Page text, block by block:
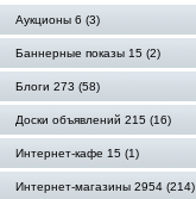
Аукционы 6 (3)
Баннерные показы 15 (2)
Блоги 273 (58)
Доски объявлений 215 (16)
Интернет-кафе 15 (1)
Интернет-магазины 2954 (214)